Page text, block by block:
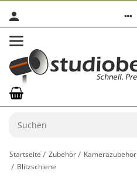
Startseite Zubehör Kamerazubehör
Blitzschiene